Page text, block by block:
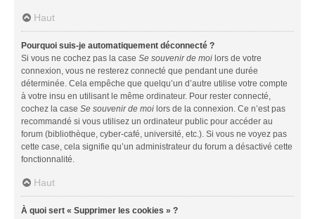
Haut
Pourquoi suis-je automatiquement déconnecté ?
Si vous ne cochez pas la case Se souvenir de moi lors de votre
connexion, vous ne resterez connecté que pendant une durée
déterminée. Cela empêche que quelqu’un d’autre utilise votre compte
à votre insu en utilisant le même ordinateur. Pour rester connecté,
cochez la case Se souvenir de moi lors de la connexion. Ce n’est pas
recommandé si vous utilisez un ordinateur public pour accéder au
forum (bibliothèque, cyber-café, université, etc.). Si vous ne voyez pas
cette case, cela signifie qu’un administrateur du forum a désactivé cette
fonctionnalité.
Haut
À quoi sert « Supprimer les cookies » ?